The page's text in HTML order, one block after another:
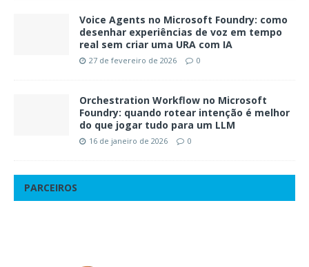
Voice Agents no Microsoft Foundry: como
desenhar experiências de voz em tempo
real sem criar uma URA com IA
27 de fevereiro de 2026 0
Orchestration Workflow no Microsoft
Foundry: quando rotear intenção é melhor
do que jogar tudo para um LLM
16 de janeiro de 2026 0
PARCEIROS